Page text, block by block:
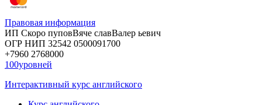
Правовая информация
ИП Скоро пуповВяче славВалер ьевич
ОГР НИП 32542 0500091700
+7960 2768000
100уровней
Интерактивный курс английского